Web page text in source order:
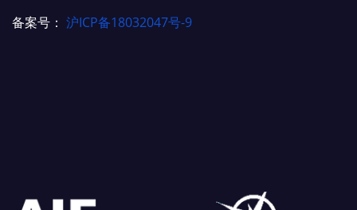
备案号： 沪ICP备18032047号-9